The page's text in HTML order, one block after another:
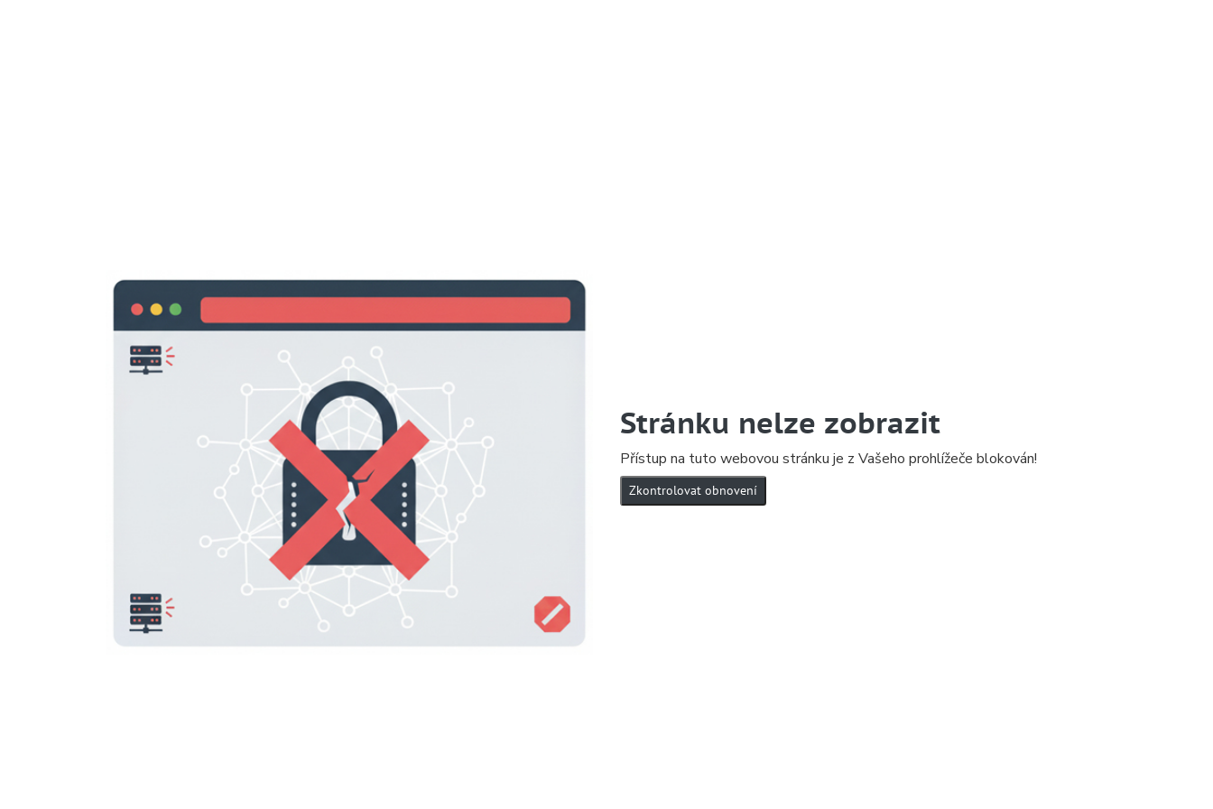
Stránku nelze zobrazit
Přístup na tuto webovou stránku je z Vašeho prohlížeče blokován!
Zkontrolovat obnovení